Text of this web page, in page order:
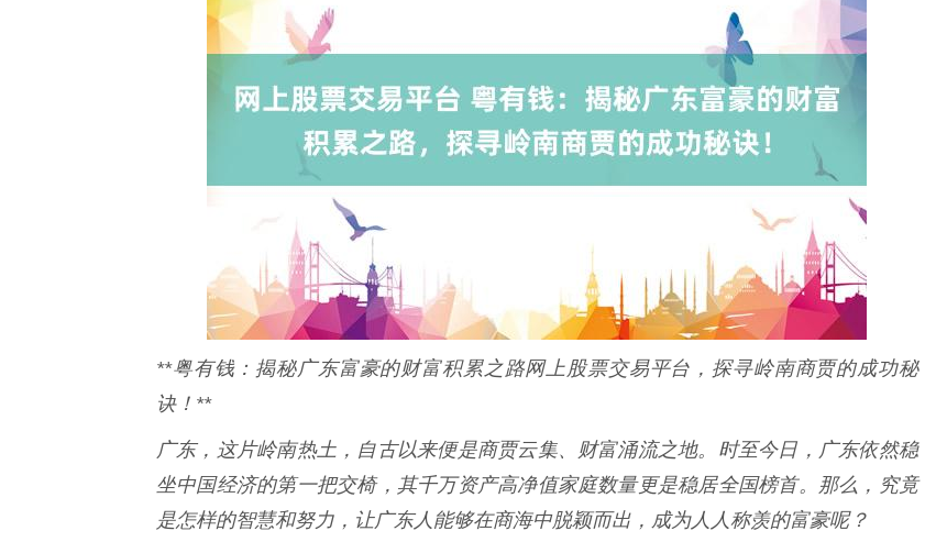
**粤有钱：揭秘广东富豪的财富积累之路网上股票交易平台，探寻岭南商贾的成功秘
诀！**
广东，这片岭南热土，自古以来便是商贾云集、财富涌流之地。时至今日，广东依然稳
坐中国经济的第一把交椅，其千万资产高净值家庭数量更是稳居全国榜首。那么，究竟
是怎样的智慧和努力，让广东人能够在商海中脱颖而出，成为人人称羡的富豪呢？